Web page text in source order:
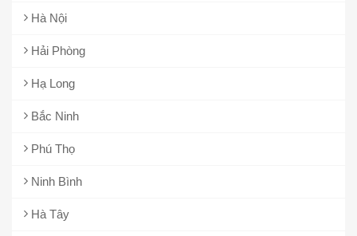
Hà Nội
Hải Phòng
Hạ Long
Bắc Ninh
Phú Thọ
Ninh Bình
Hà Tây